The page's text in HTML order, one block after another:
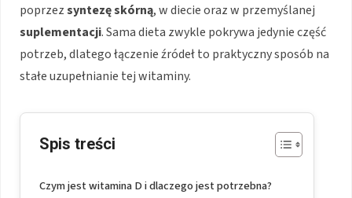
poprzezsyntezę skórną, w diecie oraz w przemyślanej
suplementacji. Sama dieta zwykle pokrywa jedynie część
potrzeb, dlatego łączenie źródeł to praktyczny sposób na
stałe uzupełnianie tej witaminy.
Spis treści
Czym jest witamina D i dlaczego jest potrzebna?